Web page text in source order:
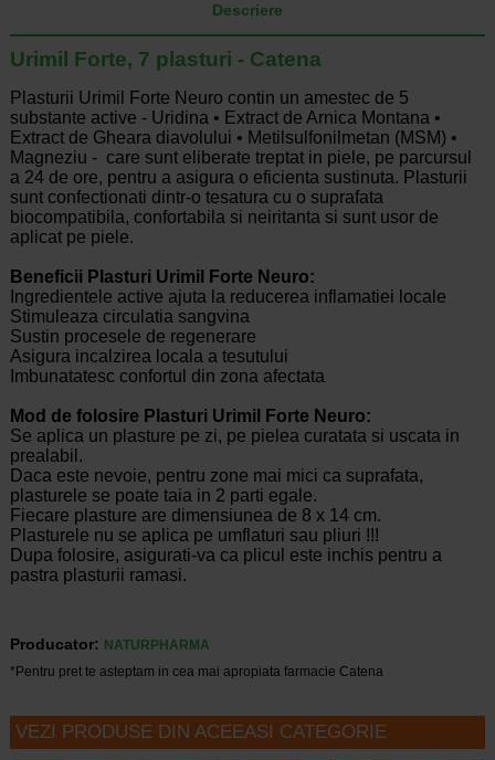
Descriere
Urimil Forte, 7 plasturi - Catena
Plasturii Urimil Forte Neuro contin un amestec de 5
substante active - Uridina • Еxtract de Arnica Montana •
Еxtract de Gheara diavolului • Мetilsulfonilmetan (MSM) •
Мagneziu - care sunt eliberate treptat in piele, pe parcursul
a 24 de ore, pentru a asigura o eficienta sustinuta. Plasturii
sunt confectionati dintr-o tesatura cu o suprafata
biocompatibila, confortabila si neiritanta si sunt usor de
aplicat pe piele.
Beneficii Plasturi Urimil Forte Neuro:
Ingredientele active ajuta la reducerea inflamatiei locale
Stimuleaza circulatia sangvina
Sustin procesele de regenerare
Asigura incalzirea locala a tesutului
Imbunatatesc confortul din zona afectata
Mod de folosire Plasturi Urimil Forte Neuro:
Se aplica un plasture pe zi, pe pielea curatata si uscata in
prealabil.
Daca este nevoie, pentru zone mai mici ca suprafata,
plasturele se poate taia in 2 parti egale.
Fiecare plasture are dimensiunea de 8 x 14 cm.
Plasturele nu se aplica pe umflaturi sau pliuri !!!
Dupa folosire, asigurati-va ca plicul este inchis pentru a
pastra plasturii ramasi.
Producator: NATURPHARMA
*Pentru pret te asteptam in cea mai apropiata farmacie Catena
VEZI PRODUSE DIN ACEEASI CATEGORIE